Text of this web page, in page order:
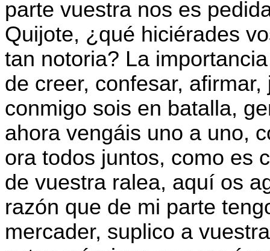
parte vuestra nos es
Quijote, ¿qué hiciérades
tan notoria? La
de creer, confesar,
conmigo sois en batalla,
ahora vengáis uno a uno,
ora todos juntos, como es
de vuestra ralea, aquí os
razón que de mi parte
mercader, suplico a